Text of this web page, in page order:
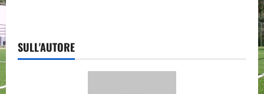
SULL'AUTORE